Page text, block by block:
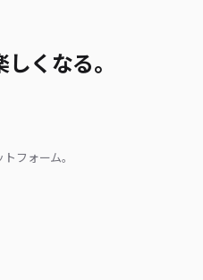
くなる。
フォーム。